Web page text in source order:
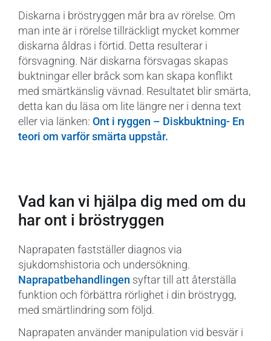
Diskarna i bröstryggen mår bra av rörelse. Om
man inte är i rörelse tillräckligt mycket kommer
diskarna åldras i förtid. Detta resulterar i
försvagning. När diskarna försvagas skapas
buktningar eller bråck som kan skapa konflikt
med smärtkänslig vävnad. Resultatet blir smärta,
detta kan du läsa om lite längre ner i denna text
eller via länken: Ont i ryggen – Diskbuktning- En
teori om varför smärta uppstår.
Vad kan vi hjälpa dig med om du
har ont i bröstryggen
Naprapaten fastställer diagnos via
sjukdomshistoria och undersökning.
Naprapatbehandlingen syftar till att återställa
funktion och förbättra rörlighet i din bröstrygg,
med smärtlindring som följd.
Naprapaten använder manipulation vid besvär i